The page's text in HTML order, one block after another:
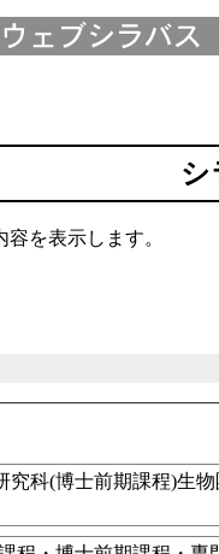
シ
を表示します。
究科(博士前期課程)生